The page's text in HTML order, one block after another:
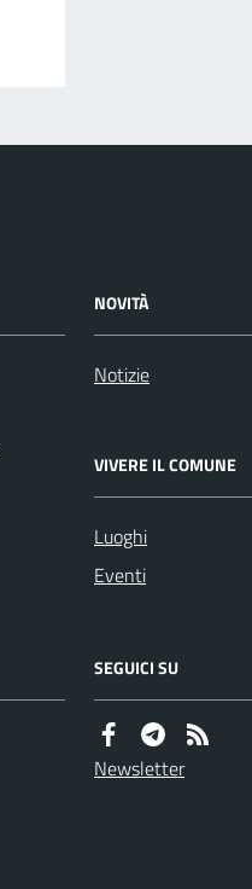
NOVITÀ
Notizie
VIVERE IL COMUNE
Luoghi
Eventi
SEGUICI SU
Newsletter